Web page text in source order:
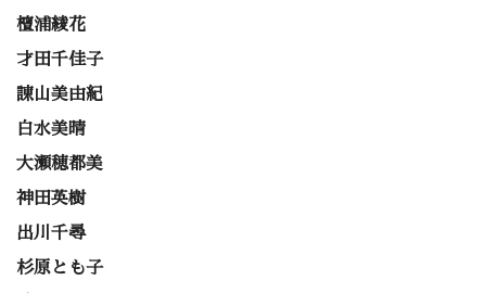
檀浦綾花
才田千佳子
諌山美由紀
白水美晴
大瀬穂都美
神田英樹
出川千尋
杉原とも子